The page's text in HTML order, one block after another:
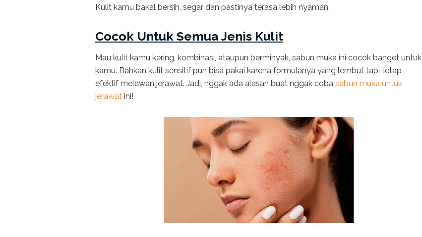
Kulit kamu bakal bersih, segar dan pastinya terasa lebih nyaman.
Cocok Untuk Semua Jenis Kulit
Mau kulit kamu kering, kombinasi, ataupun berminyak, sabun muka ini cocok banget untuk
kamu. Bahkan kulit sensitif pun bisa pakai karena formulanya yang lembut tapi tetap
efektif melawan jerawat. Jadi, nggak ada alasan buat nggak coba sabun muka untuk
jerawat ini!